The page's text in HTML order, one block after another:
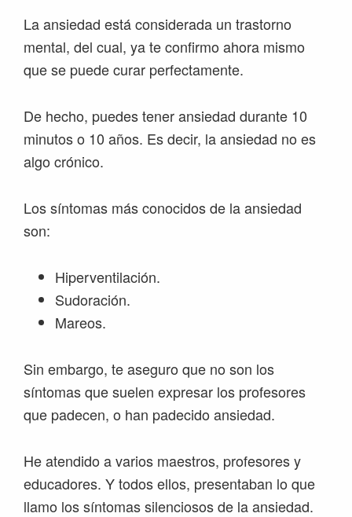
La ansiedad está considerada un trastorno
mental, del cual, ya te confirmo ahora mismo
que se puede curar perfectamente.
De hecho, puedes tener ansiedad durante 10
minutos o 10 años. Es decir, la ansiedad no es
algo crónico.
Los síntomas más conocidos de la ansiedad
son:
Hiperventilación.
Sudoración.
Mareos.
Sin embargo, te aseguro que no son los
síntomas que suelen expresar los profesores
que padecen, o han padecido ansiedad.
He atendido a varios maestros, profesores y
educadores. Y todos ellos, presentaban lo que
llamo los síntomas silenciosos de la ansiedad.